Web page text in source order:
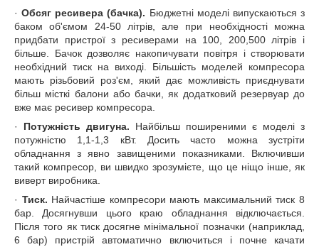
·Обсяг ресивера (бачка). Бюджетні моделі випускаються з
баком об'ємом 24-50 літрів, але при необхідності можна
придбати пристрої з ресиверами на 100, 200,500 літрів і
більше. Бачок дозволяє накопичувати повітря і створювати
необхідний тиск на виході. Більшість моделей компресора
мають різьбовий роз'єм, який дає можливість приєднувати
більш місткі балони або бачки, як додатковий резервуар до
вже має ресивер компресора.
· Потужність двигуна. Найбільш поширеними є моделі з
потужністю 1,1-1,3 кВт. Досить часто можна зустріти
обладнання з явно завищеними показниками. Включивши
такий компресор, ви швидко зрозумієте, що це ніщо інше, як
виверт виробника.
· Тиск. Найчастіше компресори мають максимальний тиск 8
бар. Досягнувши цього краю обладнання відключається.
Після того як тиск досягне мінімальної позначки (наприклад,
6 бар) пристрій автоматично включиться і почне качати